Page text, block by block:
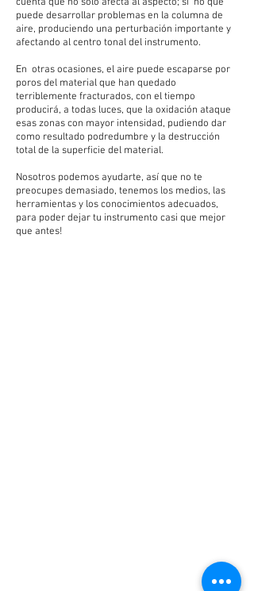
puede desarrollar problemas en la columna de
aire, produciendo una perturbación importante y
afectando al centro tonal del instrumento.
En otras ocasiones, el aire puede escaparse por
poros del material que han quedado
terriblemente fracturados, con el tiempo
producirá, a todas luces, que la oxidación ataque
esas zonas con mayor intensidad, pudiendo dar
como resultado podredumbre y la destrucción
total de la superficie del material.
Nosotros podemos ayudarte, así que no te
preocupes demasiado, tenemos los medios, las
herramientas y los conocimientos adecuados,
para poder dejar tu instrumento casi que mejor
que antes!